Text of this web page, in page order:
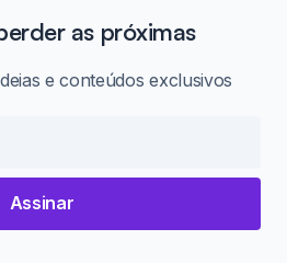
as próximas
e conteúdos exclusivos
Assinar